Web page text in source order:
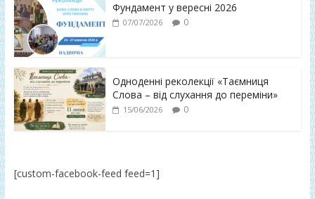
Фундамент у вересні 2026
07/07/2026 0
Одноденні реколекції «Таємниця
Слова – від слухання до переміни»
15/06/2026 0
[custom-facebook-feed feed=1]